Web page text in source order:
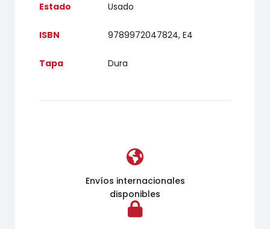
Estado Usado
ISBN 9789972047824, E4
Tapa Dura
Envíos internacionales
disponibles